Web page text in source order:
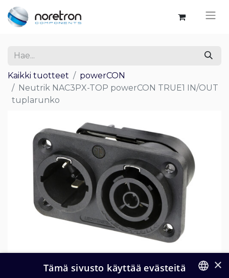
Kaikki tuotteet
powerCON
Neutrik NAC3PX-TOP powerCON TRUE1 IN/OUT
tuplarunko
×
Tämä sivusto käyttää evästeitä